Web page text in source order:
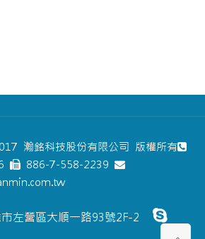
瀚銘科技股份有限公司 版權所有
886-7-558-2239
左營區大順一路93號2F-2